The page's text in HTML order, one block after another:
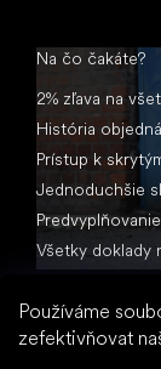
Používáme
zefektivňovat
Na čo čakáte?
2% zľava na
História
Prístup k
Jednoduchšie
Všetky doklady